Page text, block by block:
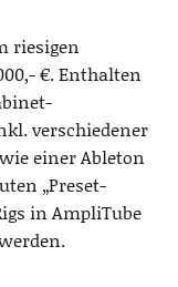
riesigen
€. Enthalten
verschiedener
einer Ableton
„Preset-
in AmpliTube